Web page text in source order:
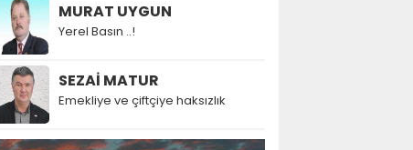
MURAT UYGUN
Yerel Basın ..!
SEZAİ MATUR
Emekliye ve çiftçiye haksızlık